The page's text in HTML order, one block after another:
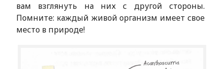
вам взглянуть на них с другой стороны.
Помните: каждый живой организм имеет свое
место в природе!